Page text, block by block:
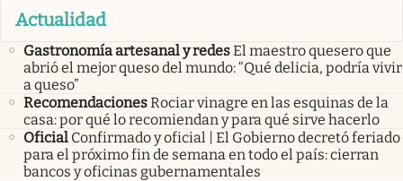
Actualidad
Gastronomía artesanal y redesEl maestro quesero que
abrió el mejor queso del mundo: “Qué delicia, podría vivir
a queso”
RecomendacionesRociar vinagre en las esquinas de la
casa: por qué lo recomiendan y para qué sirve hacerlo
Oficial Confirmado y oficial | El Gobierno decretó feriado
para el próximo fin de semana en todo el país: cierran
bancos y oficinas gubernamentales